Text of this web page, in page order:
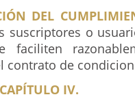
DEL
suscriptores o
faciliten
contrato de
CAPÍTULO IV.